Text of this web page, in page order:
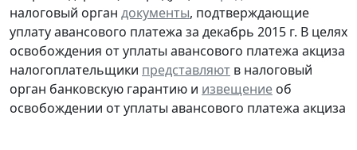
налоговый орган документы, подтверждающие
уплату авансового платежа за декабрь 2015 г. В целях
освобождения от уплаты авансового платежа акциза
налогоплательщики представляют в налоговый
орган банковскую гарантию и извещение об
освобождении от уплаты авансового платежа акциза